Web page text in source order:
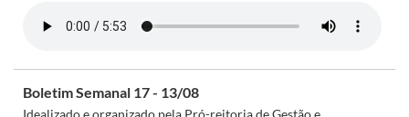
Boletim Semanal 17 - 13/08